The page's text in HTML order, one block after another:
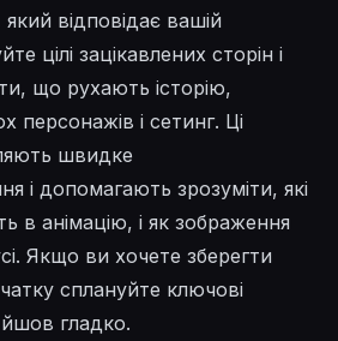
відповідає вашій
цілі зацікавлених сторін і
, що рухають історію,
персонажів і сетинг. Ці
швидке
і допомагають зрозуміти, які
в анімацію, і як зображення
Якщо ви хочете зберегти
сплануйте ключові
гладко.